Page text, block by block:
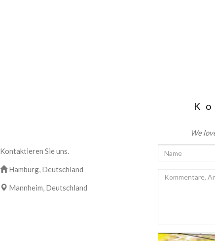
We
Kontaktieren Sie uns.
Hamburg, Deutschland
Mannheim, Deutschland